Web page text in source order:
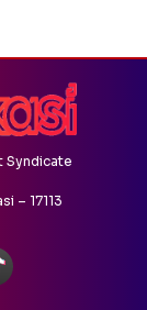
Syndicate
– 17113